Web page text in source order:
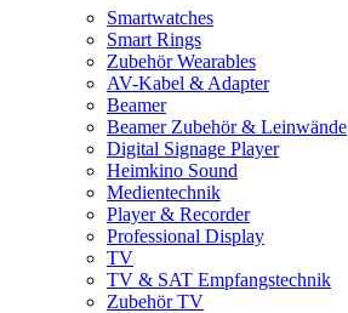
Smartwatches
Smart Rings
Zubehör Wearables
AV-Kabel & Adapter
Beamer
Beamer Zubehör & Leinwände
Digital Signage Player
Heimkino Sound
Medientechnik
Player & Recorder
Professional Display
TV
TV & SAT Empfangstechnik
Zubehör TV